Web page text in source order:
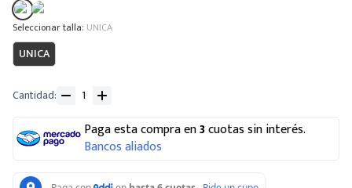
: UNICA
UNICA
Cantidad
Paga esta compra en3cuotas sin interés.
Bancos aliados